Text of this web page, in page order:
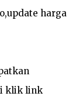
harga
klik link